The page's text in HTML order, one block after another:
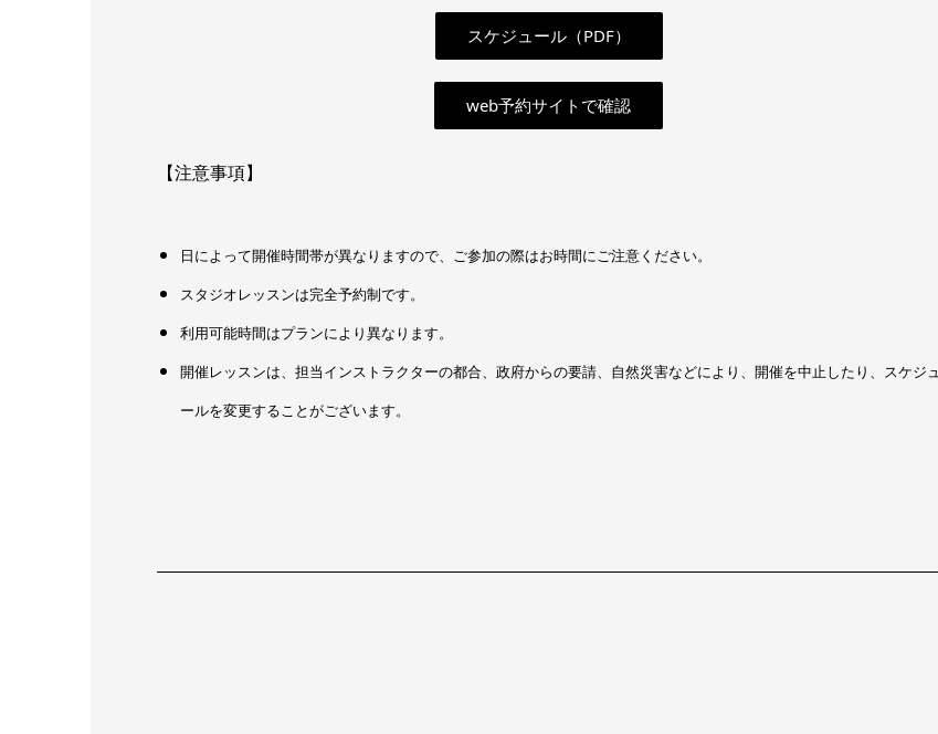
スケジュール（PDF）
web予約サイトで確認
【注意事項】
日によって開催時間帯が異なりますので、ご参加の際はお時間にご注意ください。
スタジオレッスンは完全予約制です。
利用可能時間はプランにより異なります。
開催レッスンは、担当インストラクターの都合、政府からの要請、自然災害などにより、開催を中止したり、スケジュ
ールを変更することがございます。